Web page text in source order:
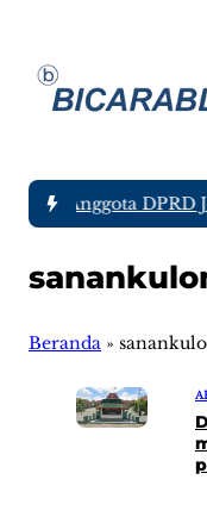
tujuh Anggota DPRD
Beranda »